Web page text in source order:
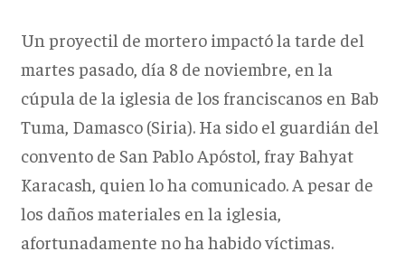
Un proyectil de mortero impactó la tarde del
martes pasado, día 8 de noviembre, en la
cúpula de la iglesia de los franciscanos en Bab
Tuma, Damasco (Siria). Ha sido el guardián del
convento de San Pablo Apóstol, fray Bahyat
Karacash, quien lo ha comunicado. A pesar de
los daños materiales en la iglesia,
afortunadamente no ha habido víctimas.